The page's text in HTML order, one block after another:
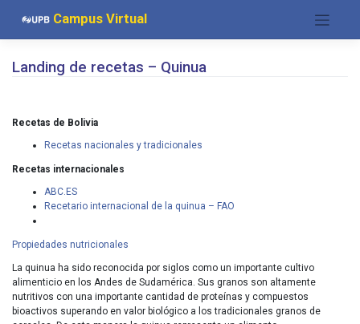
Campus Virtual
Landing de recetas – Quinua
Recetas de Bolivia
Recetas nacionales y tradicionales
Recetas internacionales
ABC.ES
Recetario internacional de la quinua – FAO
Propiedades nutricionales
La quinua ha sido reconocida por siglos como un importante cultivo
alimenticio en los Andes de Sudamérica. Sus granos son altamente
nutritivos con una importante cantidad de proteínas y compuestos
bioactivos superando en valor biológico a los tradicionales granos de